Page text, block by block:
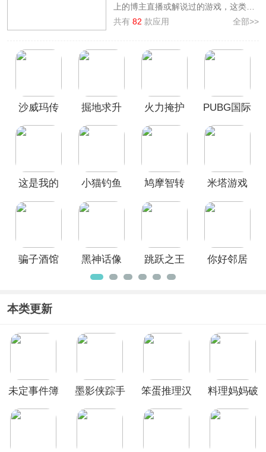
上的博主直播或解说过的游戏，这类游
戏通常都十分具有娱乐性，玩up主玩过
3322软件站专门整理汇集了一批up主玩
鱼、掘地求升、沙威玛传奇等各大up主
玩过的游戏，欢迎广大用户前来本站挑
共有82 款应用 全部>>
沙威玛传
掘地求升
中文版
火力掩护
(Cover
PUBG国际
生2026最
这是我的
小猫钓鱼
(Cat Goes
鸠摩智转
米塔游戏
骗子酒馆
版
黑神话像
素版
跳跃之王
官方正版
你好邻居
本类更新
未定事件簿
墨影侠踪手
笨蛋推理汉
料理妈妈破